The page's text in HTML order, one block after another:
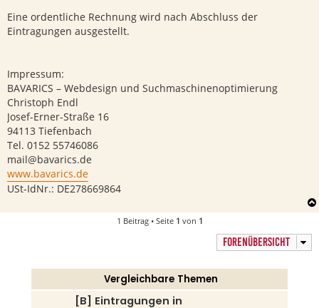
Eine ordentliche Rechnung wird nach Abschluss der
Eintragungen ausgestellt.
Impressum:
BAVARICS – Webdesign und Suchmaschinenoptimierung
Christoph Endl
Josef-Erner-Straße 16
94113 Tiefenbach
Tel. 0152 55746086
mail@bavarics.de
www.bavarics.de
USt-IdNr.: DE278669864
1 Beitrag • Seite 1 von 1
FORENÜBERSICHT
Vergleichbare Themen
[B] Eintragungen in